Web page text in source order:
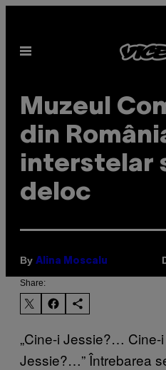
content
Open
Muzeul
din
interstelar
deloc
By Alina Moscalu
Share:
„Cine-i Jessie?…
Jessie?…” Întrebarea